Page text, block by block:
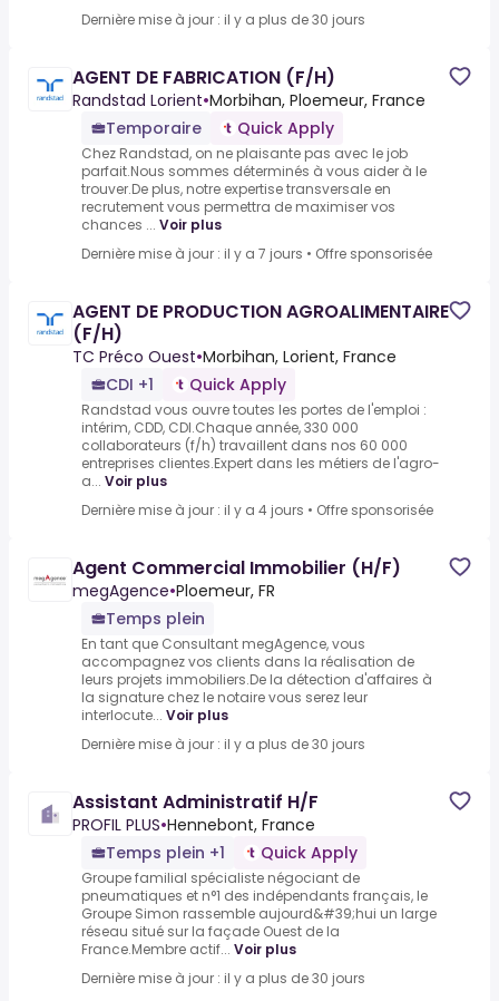
Dernière mise à jour : il y a plus de 30 jours
AGENT DE FABRICATION (F/H)
Randstad Lorient•Morbihan, Ploemeur, France
Temporaire
Quick Apply
Chez Randstad, on ne plaisante pas avec le job
parfait.Nous sommes déterminés à vous aider à le
trouver.De plus, notre expertise transversale en
recrutement vous permettra de maximiser vos
chances ... Voir plus
Dernière mise à jour : il y a 7 jours • Offre sponsorisée
AGENT DE PRODUCTION AGROALIMENTAIRE
(F/H)
TC Préco Ouest•Morbihan, Lorient, France
CDI +1
Quick Apply
Randstad vous ouvre toutes les portes de l'emploi :
intérim, CDD, CDI.Chaque année, 330 000
collaborateurs (f/h) travaillent dans nos 60 000
entreprises clientes.Expert dans les métiers de l'agro-
a... Voir plus
Dernière mise à jour : il y a 4 jours • Offre sponsorisée
Agent Commercial Immobilier (H/F)
megAgence•Ploemeur, FR
Temps plein
En tant que Consultant megAgence, vous
accompagnez vos clients dans la réalisation de
leurs projets immobiliers.De la détection d'affaires à
la signature chez le notaire vous serez leur
interlocute... Voir plus
Dernière mise à jour : il y a plus de 30 jours
Assistant Administratif H/F
PROFIL PLUS•Hennebont, France
Temps plein +1
Quick Apply
Groupe familial spécialiste négociant de
pneumatiques et n°1 des indépendants français, le
Groupe Simon rassemble aujourd&#39;hui un large
réseau situé sur la façade Ouest de la
France.Membre actif... Voir plus
Dernière mise à jour : il y a plus de 30 jours